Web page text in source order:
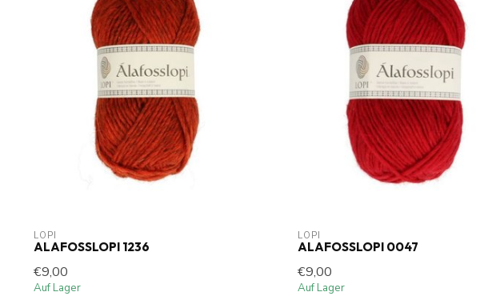
LOPI
ALAFOSSLOPI 1236
€9,00
Auf Lager
LOPI
ALAFOSSLOPI 0047
€9,00
Auf Lager